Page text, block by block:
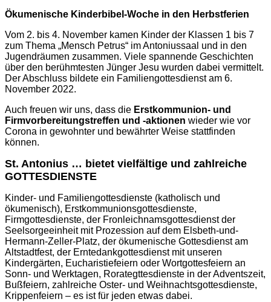
Ökumenische Kinderbibel-Woche in den Herbstferien
Vom 2. bis 4. November kamen Kinder der Klassen 1 bis 7
zum Thema „Mensch Petrus“ im Antoniussaal und in den
Jugendräumen zusammen. Viele spannende Geschichten
über den berühmtesten Jünger Jesu wurden dabei vermittelt.
Der Abschluss bildete ein Familiengottesdienst am 6.
November 2022.
Auch freuen wir uns, dass die Erstkommunion- und
Firmvorbereitungstreffen und -aktionen wieder wie vor
Corona in gewohnter und bewährter Weise stattfinden
können.
St. Antonius … bietet vielfältige und zahlreiche
GOTTESDIENSTE
Kinder- und Familiengottesdienste (katholisch und
ökumenisch), Erstkommunionsgottesdienste,
Firmgottesdienste, der Fronleichnamsgottesdienst der
Seelsorgeeinheit mit Prozession auf dem Elsbeth-und-
Hermann-Zeller-Platz, der ökumenische Gottesdienst am
Altstadtfest, der Erntedankgottesdienst mit unseren
Kindergärten, Eucharistiefeiern oder Wortgottesfeiern an
Sonn- und Werktagen, Rorategttesdienste in der Adventszeit,
Bußfeiern, zahlreiche Oster- und Weihnachtsgottesdienste,
Krippenfeiern – es ist für jeden etwas dabei.